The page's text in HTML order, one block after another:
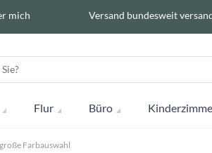
mich Versand bundesweit
Flur Büro
Farbauswahl